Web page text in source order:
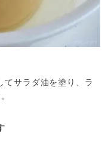
サラダ油を塗り、ラ